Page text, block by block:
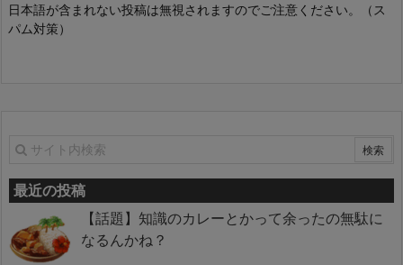
日本語が含まれない投稿は無視されますのでご注意ください。（ス
パム対策）
最近の投稿
【話題】知識のカレーとかって余ったの無駄に
なるんかね？